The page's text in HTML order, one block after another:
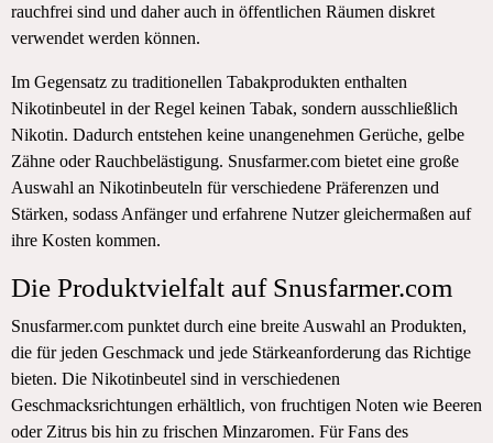
rauchfrei sind und daher auch in öffentlichen Räumen diskret
verwendet werden können.
Im Gegensatz zu traditionellen Tabakprodukten enthalten
Nikotinbeutel in der Regel keinen Tabak, sondern ausschließlich
Nikotin. Dadurch entstehen keine unangenehmen Gerüche, gelbe
Zähne oder Rauchbelästigung. Snusfarmer.com bietet eine große
Auswahl an Nikotinbeuteln für verschiedene Präferenzen und
Stärken, sodass Anfänger und erfahrene Nutzer gleichermaßen auf
ihre Kosten kommen.
Die Produktvielfalt auf Snusfarmer.com
Snusfarmer.com punktet durch eine breite Auswahl an Produkten,
die für jeden Geschmack und jede Stärkeanforderung das Richtige
bieten. Die Nikotinbeutel sind in verschiedenen
Geschmacksrichtungen erhältlich, von fruchtigen Noten wie Beeren
oder Zitrus bis hin zu frischen Minzaromen. Für Fans des